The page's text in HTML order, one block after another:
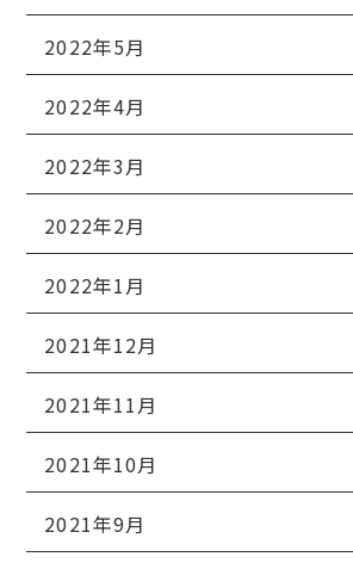
2022年5月
2022年4月
2022年3月
2022年2月
2022年1月
2021年12月
2021年11月
2021年10月
2021年9月